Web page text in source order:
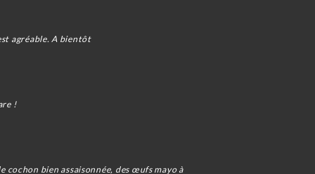
agréable. A bientôt
!
bien assaisonnée, des œufs mayo à